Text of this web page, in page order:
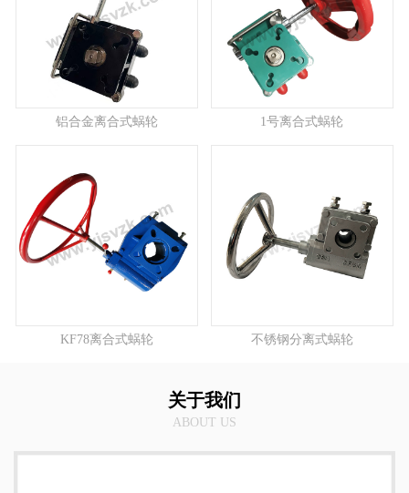
铝合金离合式蜗轮 1号离合式蜗轮
KF78离合式蜗轮 不锈钢分离式蜗轮
关于我们
ABOUT US